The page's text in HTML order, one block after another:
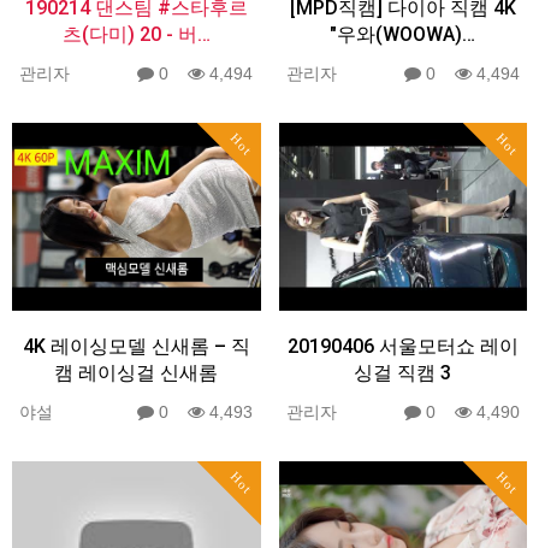
190214 댄스팀 #스타후르
츠(다미) 20 - 버…
관리자 0 4,494
[MPD직캠] 다이아 직캠 4K
"우와(WOOWA)…
관리자 0 4,494
Hot
4K 레이싱모델 신새롬 – 직
캠 레이싱걸 신새롬
야설 0 4,493
Hot
20190406 서울모터쇼 레이
싱걸 직캠 3
관리자 0 4,490
Hot Hot